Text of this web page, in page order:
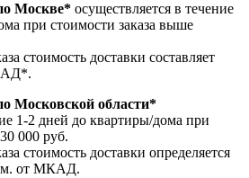
Москве* осуществляется в течение
при стоимости заказа выше
стоимость доставки составляет
Московской области*
1-2 дней до квартиры/дома при
000 руб.
стоимость доставки определяется
км. от МКАД.